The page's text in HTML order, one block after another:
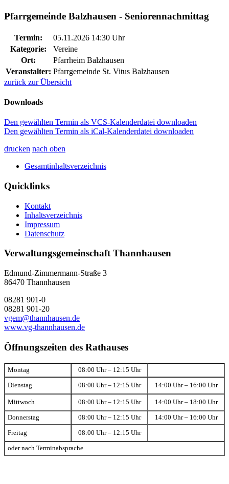
Pfarrgemeinde Balzhausen - Seniorennachmittag
Termin:
05.11.2026 14:30 Uhr
Kategorie:
Vereine
Ort:
Pfarrheim Balzhausen
Veranstalter: Pfarrgemeinde St. Vitus Balzhausen
zurück zur Übersicht
Downloads
Den gewählten Termin als VCS-Kalenderdatei downloaden
Den gewählten Termin als iCal-Kalenderdatei downloaden
drucken nach oben
Gesamtinhaltsverzeichnis
Quicklinks
Kontakt
Inhaltsverzeichnis
Impressum
Datenschutz
Verwaltungsgemeinschaft Thannhausen
Edmund-Zimmermann-Straße 3
86470 Thannhausen
08281 901-0
08281 901-20
vgem@thannhausen.de
www.vg-thannhausen.de
Öffnungszeiten des Rathauses
Montag 08:00 Uhr – 12:15 Uhr
Dienstag 08:00 Uhr – 12:15 Uhr 14:00 Uhr – 16:00 Uhr
Mittwoch 08:00 Uhr – 12:15 Uhr 14:00 Uhr – 18:00 Uhr
Donnerstag 08:00 Uhr – 12:15 Uhr 14:00 Uhr – 16:00 Uhr
Freitag 08:00 Uhr – 12:15 Uhr
oder nach Terminabsprache